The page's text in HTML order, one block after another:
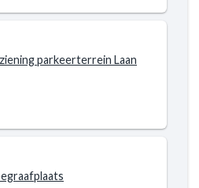
parkeerterrein Laan